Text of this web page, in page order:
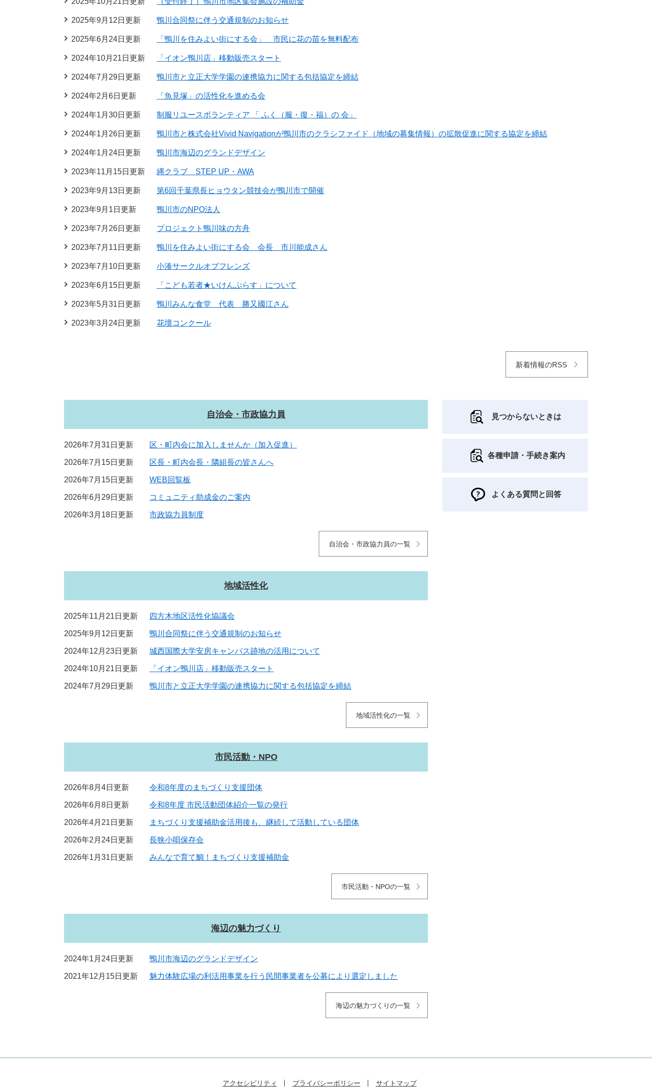
2025年9月12日更新 鴨川合同祭に伴う交通規制のお知らせ
2025年6月24日更新 「鴨川を住みよい街にする会」 市民に花の苗を無料配布
2024年10月21日更新 「イオン鴨川店」移動販売スタート
2024年7月29日更新 鴨川市と立正大学学園の連携協力に関する包括協定を締結
2024年2月6日更新 「魚見塚」の活性化を進める会
2024年1月30日更新 制服リユースボランティア 「 ふく（服・復・福）の 会」
2024年1月26日更新 鴨川市と株式会社Vivid Navigationが鴨川市のクラシファイド（地域の募集情報）の拡散促進に関する協定を締結
2024年1月24日更新 鴨川市海辺のグランドデザイン
2023年11月15日更新 縄クラブ STEP UP・AWA
2023年9月13日更新 第6回千葉県長ヒョウタン競技会が鴨川市で開催
2023年9月1日更新 鴨川市のNPO法人
2023年7月26日更新 プロジェクト鴨川味の方舟
2023年7月11日更新 鴨川を住みよい街にする会 会長 市川能成さん
2023年7月10日更新 小湊サークルオブフレンズ
2023年6月15日更新 「こども若者★いけんぷらす」について
2023年5月31日更新 鴨川みんな食堂 代表 勝又國江さん
2023年3月24日更新 花壇コンクール
新着情報のRSS
自治会・市政協力員
2026年7月31日更新 区・町内会に加入しませんか（加入促進）
2026年7月15日更新 区長・町内会長・隣組長の皆さんへ
2026年7月15日更新 WEB回覧板
2026年6月29日更新 コミュニティ助成金のご案内
2026年3月18日更新 市政協力員制度
自治会・市政協力員の一覧
地域活性化
2025年11月21日更新 四方木地区活性化協議会
2025年9月12日更新 鴨川合同祭に伴う交通規制のお知らせ
2024年12月23日更新 城西国際大学安房キャンパス跡地の活用について
2024年10月21日更新 「イオン鴨川店」移動販売スタート
2024年7月29日更新 鴨川市と立正大学学園の連携協力に関する包括協定を締結
地域活性化の一覧
市民活動・NPO
2026年8月4日更新 令和8年度のまちづくり支援団体
2026年6月8日更新 令和8年度 市民活動団体紹介一覧の発行
2026年4月21日更新 まちづくり支援補助金活用後も、継続して活動している団体
2026年2月24日更新 長狭小唄保存会
2026年1月31日更新 みんなで育て鯛！まちづくり支援補助金
市民活動・NPOの一覧
海辺の魅力づくり
2024年1月24日更新 鴨川市海辺のグランドデザイン
2021年12月15日更新 魅力体験広場の利活用事業を行う民間事業者を公募により選定しました
海辺の魅力づくりの一覧
見つからないときは
各種申請・手続き案内
よくある質問と回答
アクセシビリティ プライバシーポリシー サイトマップ